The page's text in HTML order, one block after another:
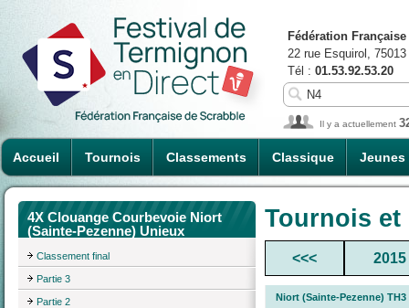
Accueil Tournois Classements Classique Jeunes
Fédération
22 rue Esquirol,
Tél : 01.53.92.53.20
Il y a actuellement
4X Clouange Courbevoie Niort
(Sainte-Pezenne) Unieux
Classement final
Partie 3
Partie 2
Tournois
<<< 2015
Niort (Sainte-Pezenne) TH3